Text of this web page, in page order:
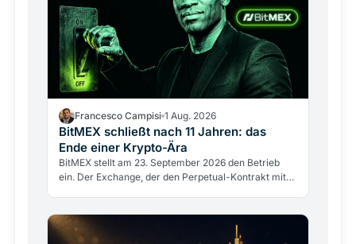
Francesco Campisi 1 Aug. 2026
BitMEX schließt nach 11 Jahren: das
Ende einer Krypto-Ära
BitMEX stellt am 23. September 2026 den Betrieb
ein. Der Exchange, der den Perpetual-Kontrakt mit